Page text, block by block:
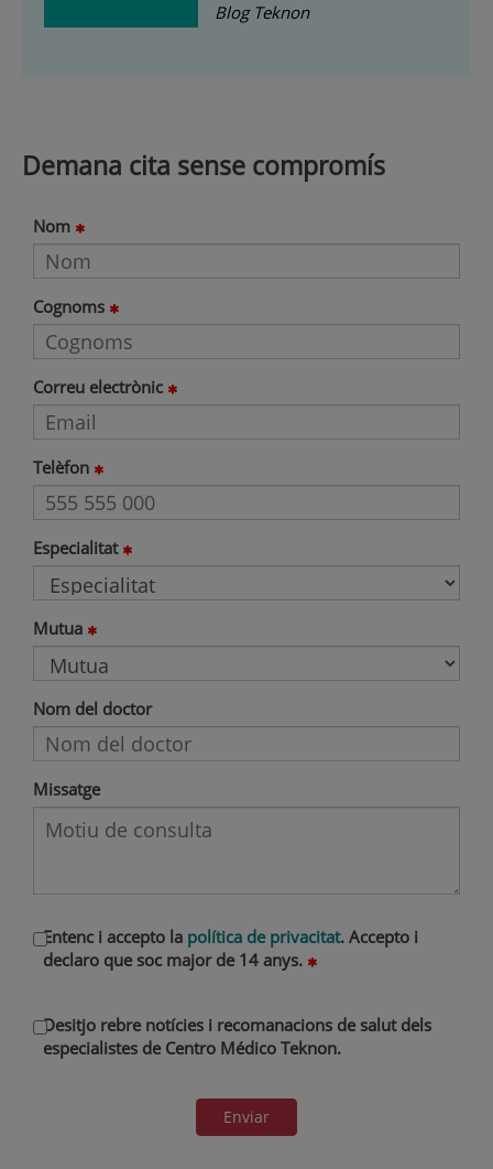
Blog Teknon
Demana cita sense compromís
Nom
Cognoms
Correu electrònic
Telèfon
Especialitat
Mutua
Nom del doctor
Missatge
Entenc i accepto la política de privacitat. Accepto i
declaro que soc major de 14 anys.
Desitjo rebre notícies i recomanacions de salut dels
especialistes de Centro Médico Teknon.
Enviar